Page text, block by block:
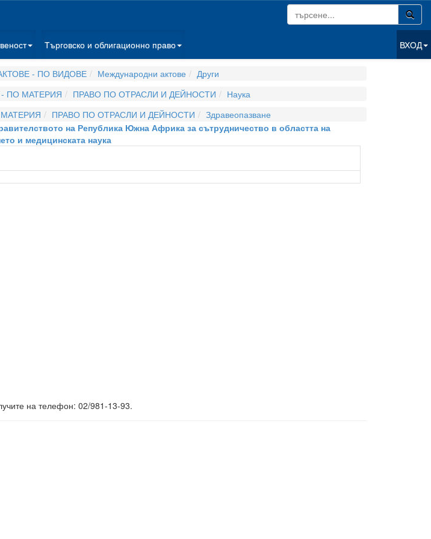
Търговско и облигационно право ВХОД
- ПО ВИДОВЕ Международни актове
Други
ПО МАТЕРИЯ ПРАВО ПО ОТРАСЛИ И ДЕЙНОСТИ
Наука
ПРАВО ПО ОТРАСЛИ И ДЕЙНОСТИ
Здравеопазване
на Република Южна Африка за сътрудничество в областта на
и медицинската наука
на телефон: 02/981-13-93.